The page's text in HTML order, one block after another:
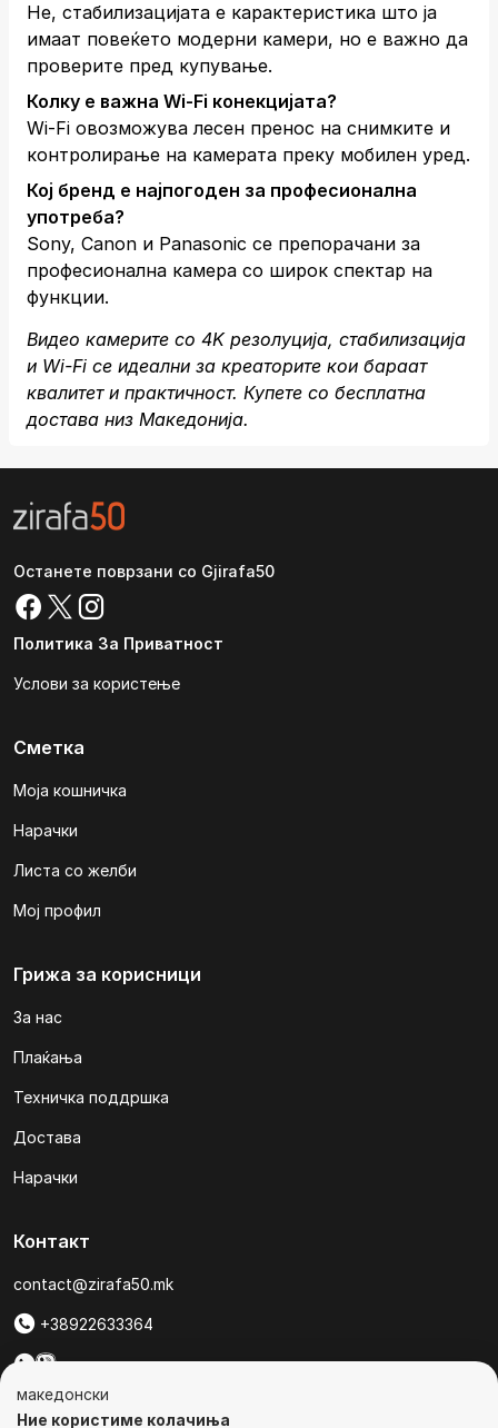
Не, стабилизацијата е карактеристика што ја
имаат повеќето модерни камери, но е важно да
проверите пред купување.
Колку е важна Wi-Fi конекцијата?
Wi-Fi овозможува лесен пренос на снимките и
контролирање на камерата преку мобилен уред.
Кој бренд е најпогоден за професионална
употреба?
Sony, Canon и Panasonic се препорачани за
професионална камера со широк спектар на
функции.
Видео камерите со 4K резолуција, стабилизација
и Wi-Fi се идеални за креаторите кои бараат
квалитет и практичност. Купете со бесплатна
достава низ Македонија.
Останете поврзани со Gjirafa50
Политика За Приватност
Услови за користење
Сметка
Моја кошничка
Нарачки
Листа со желби
Мој профил
Грижа за корисници
За нас
Плаќања
Техничка поддршка
Достава
Нарачки
Контакт
contact@zirafa50.mk
+38922633364
b2b@zirafa50.mk
македонски
Ние користиме колачиња